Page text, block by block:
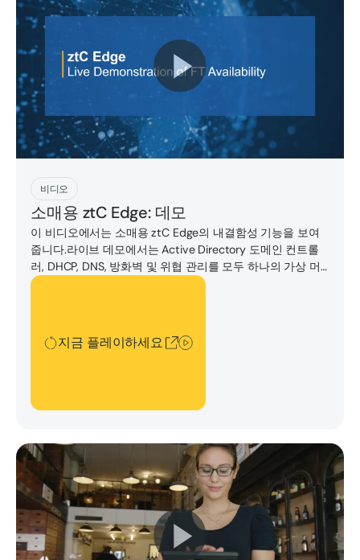
비디오
소매용 ztC Edge: 데모
이 비디오에서는 소매용 ztC Edge의 내결함성 기능을 보여
줍니다.라이브 데모에서는 Active Directory 도메인 컨트롤
러, DHCP, DNS, 방화벽 및 위협 관리를 모두 하나의 가상 머
신에서 실행하고 있습니다.
지금 플레이하세요
지금 플레이하세요
지금 플레이하세요